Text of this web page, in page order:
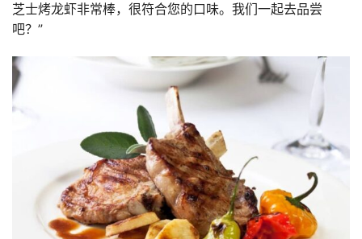
芝士烤龙虾非常棒，很符合您的口味。我们一起去品尝
吧？”